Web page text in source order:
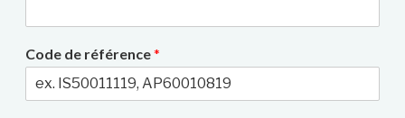
Code de référence*